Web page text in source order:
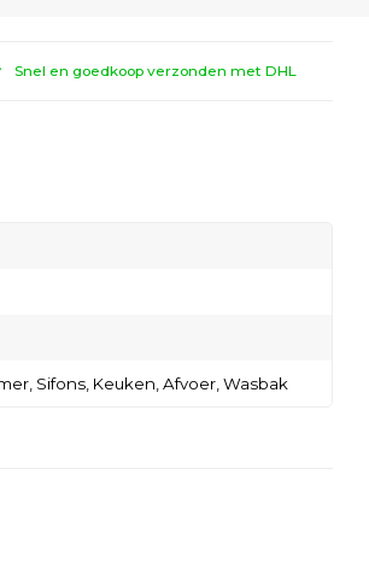
Snel en goedkoop verzonden met DHL
Sifons, Keuken, Afvoer, Wasbak